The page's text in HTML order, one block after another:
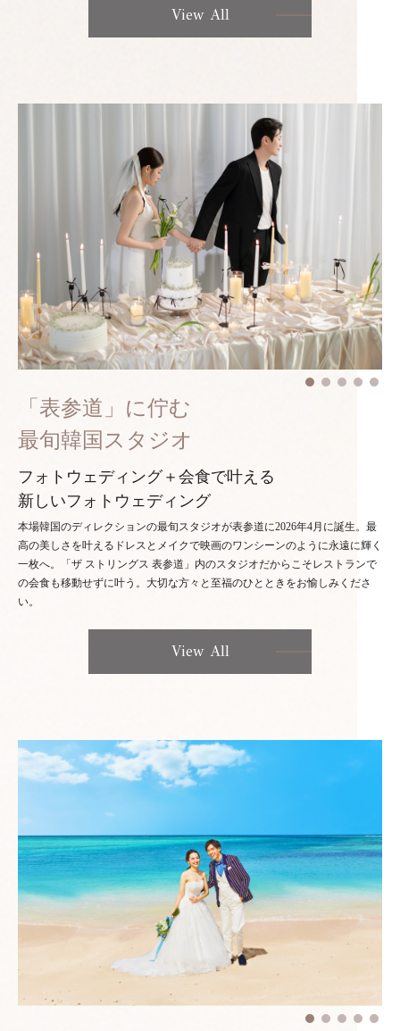
View All
「表参道」に佇む
最旬韓国スタジオ
フォトウェディング＋会食で叶える
新しいフォトウェディング
本場韓国のディレクションの最旬スタジオが表参道に2026年4月に誕生。最
高の美しさを叶えるドレスとメイクで映画のワンシーンのように永遠に輝く
一枚へ。「ザ ストリングス 表参道」内のスタジオだからこそレストランで
の会食も移動せずに叶う。大切な方々と至福のひとときをお愉しみくださ
い。
View All